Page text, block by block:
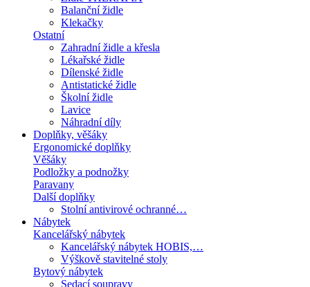
Balanční židle
Klekačky
Ostatní
Zahradní židle a křesla
Lékařské židle
Dílenské židle
Antistatické židle
Školní židle
Lavice
Náhradní díly
Doplňky, věšáky
Ergonomické doplňky
Věšáky
Podložky a podnožky
Paravany
Další doplňky
Stolní antivirové ochranné…
Nábytek
Kancelářský nábytek
Kancelářský nábytek HOBIS,…
Výškově stavitelné stoly
Bytový nábytek
Sedací soupravy